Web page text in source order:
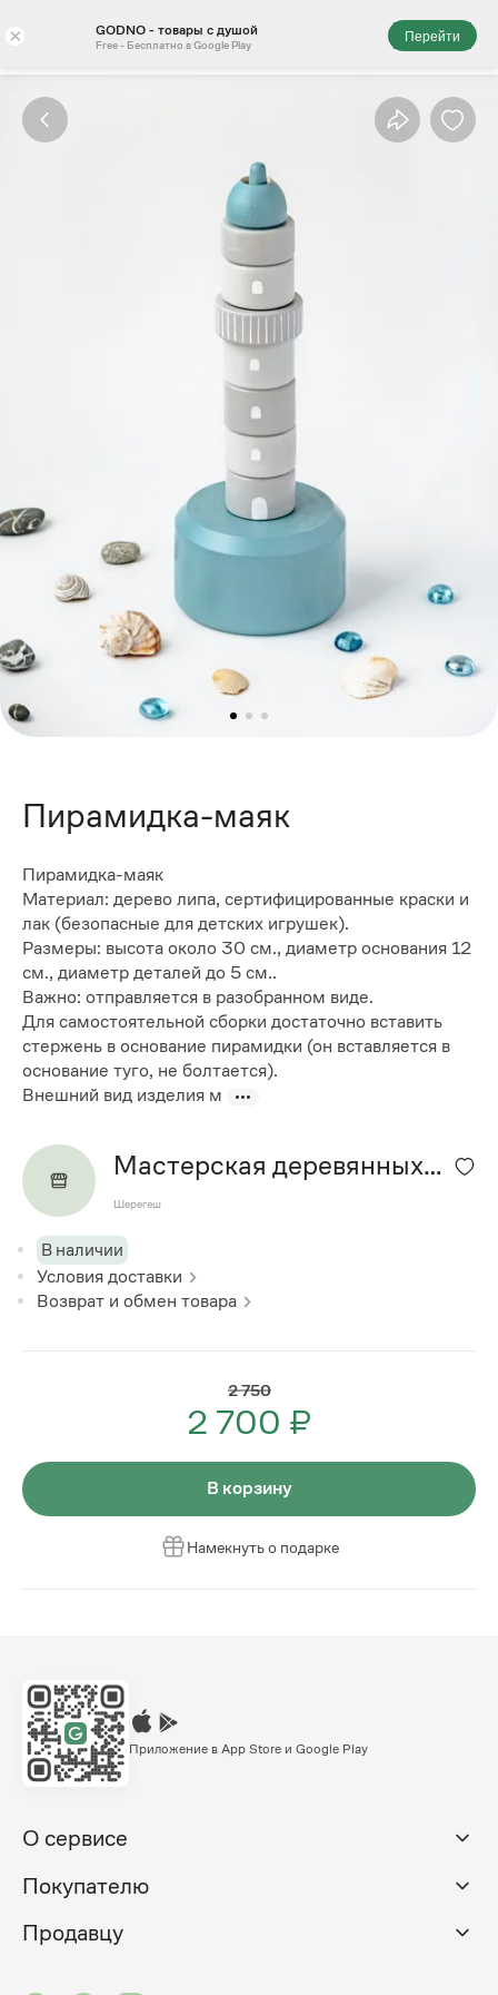
× GODNO - товары с душой
Free - Бесплатно в Google Play
Перейти
Пирамидка-маяк
Пирамидка-маяк
Материал: дерево липа, сертифицированные краски и
лак (безопасные для детских игрушек).
Размеры: высота около 30 см., диаметр основания 12
см., диаметр деталей до 5 см..
Важно: отправляется в разобранном виде.
Для самостоятельной сборки достаточно вставить
стержень в основание пирамидки (он вставляется в
основание туго, не болтается).
Внешний вид изделия м
Мастерская деревянных
изделий
Шерегеш
В наличии
Условия доставки
Возврат и обмен товара
2 750
2 700 ₽
В корзину
Намекнуть о подарке
Приложение в App Store и Google Play
О сервисе
Покупателю
Продавцу